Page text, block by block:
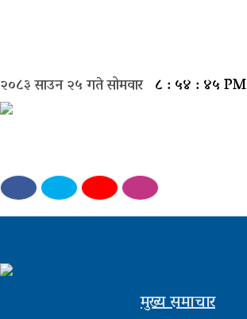
समाचार
विचार
२०८३ साउन २५ गते सोमवार ८ : ५४ : ४५ PM
मुख्य समाचार